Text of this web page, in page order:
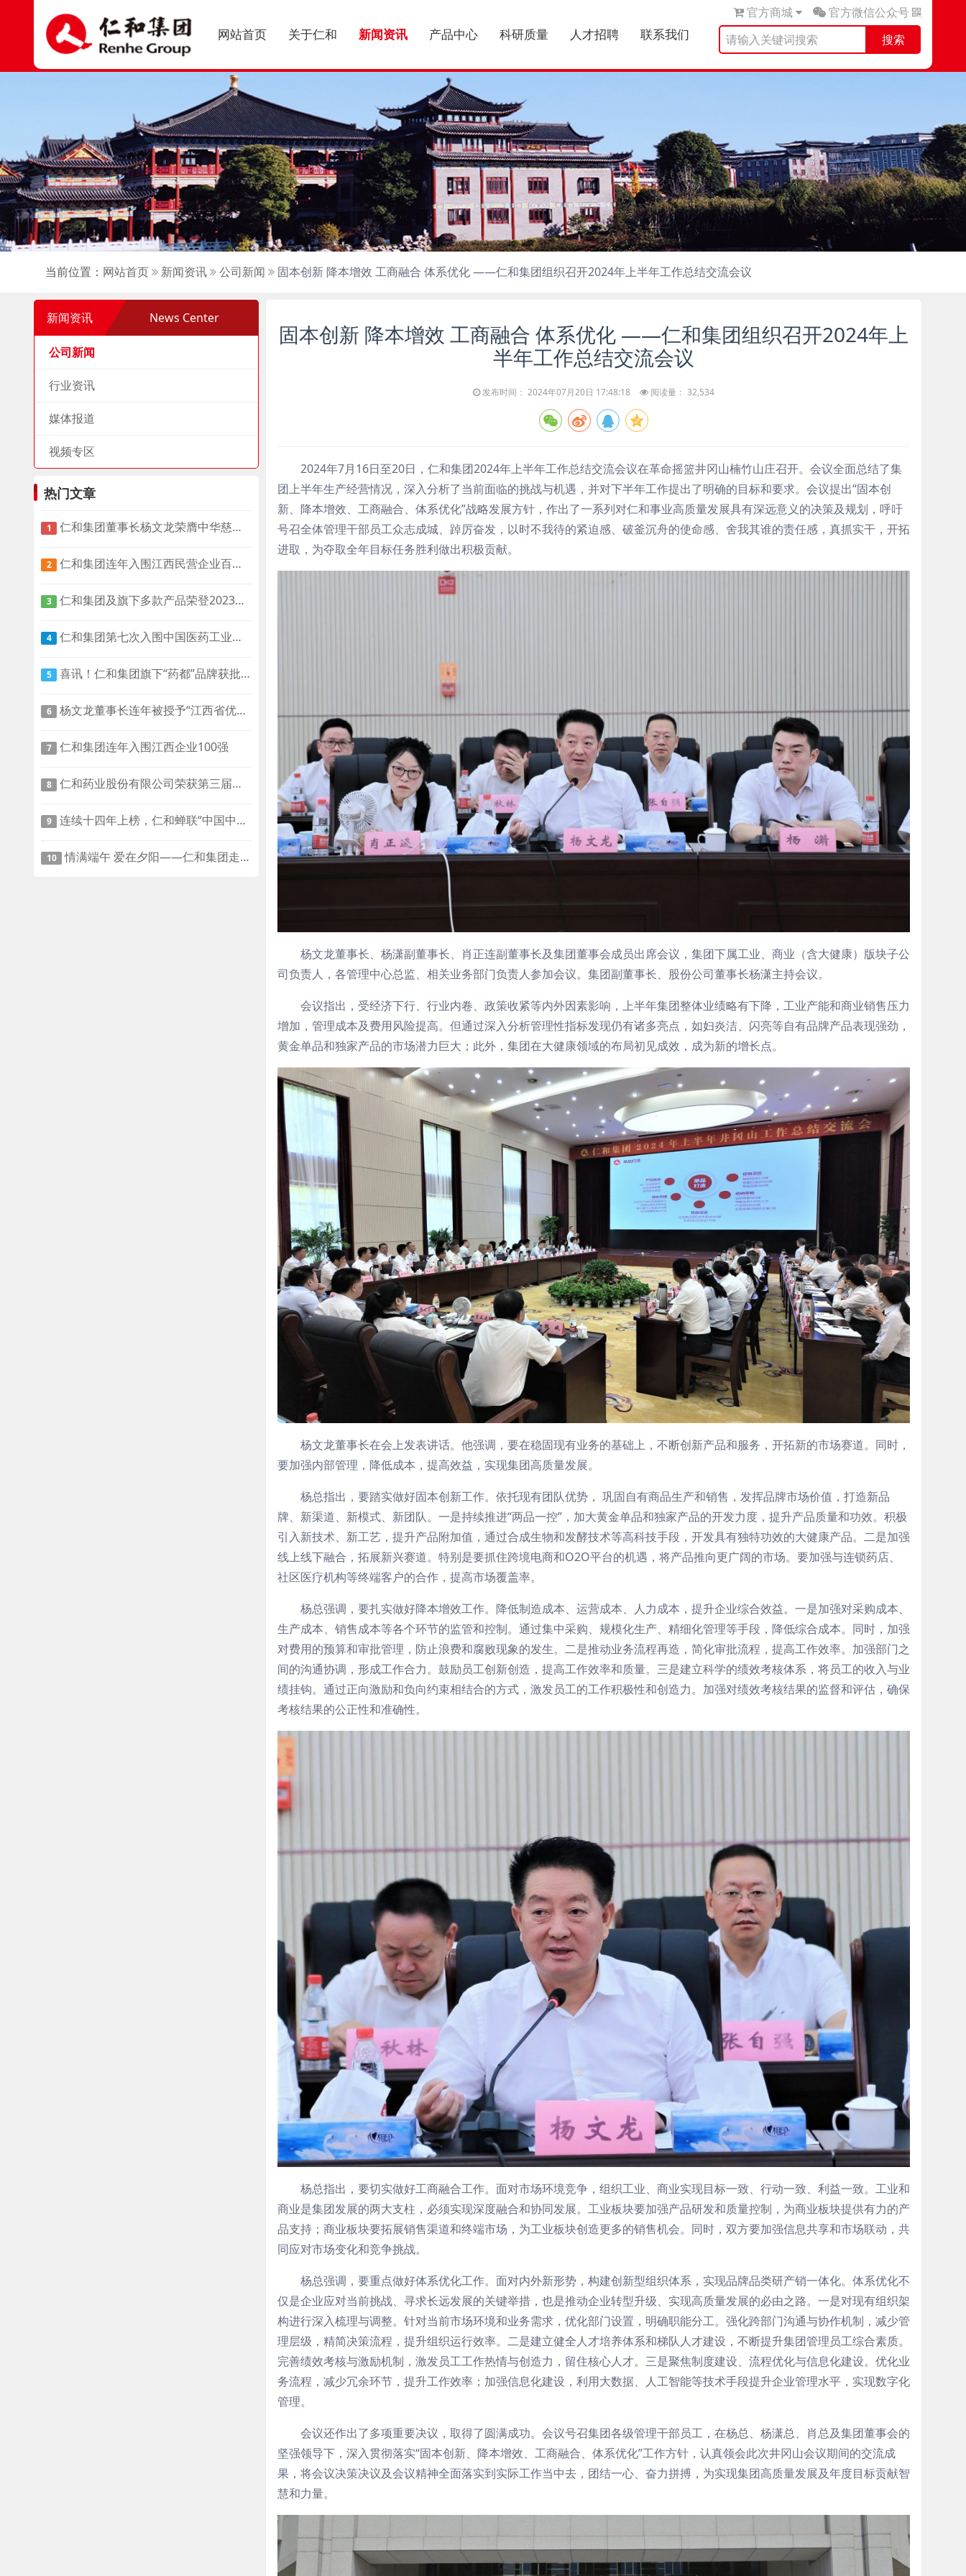
网站首页 关于仁和 新闻资讯 产品中心 科研质量 人才招聘 联系我们
官方微信公众号
官方商城
搜索
当前位置： 网站首页 新闻资讯 公司新闻 固本创新 降本增效 工商融合 体系优化 ——仁和集团组织召开2024年上半年工作总结交流会议
新闻资讯 News Center
公司新闻
行业资讯
媒体报道
视频专区
热门文章
1 仁和集团董事长杨文龙荣膺中华慈善奖
2 仁和集团连年入围江西民营企业百强榜单
3 仁和集团及旗下多款产品荣登2023中国OTC品牌榜
4 仁和集团第七次入围中国医药工业百强企业榜单
5 喜讯！仁和集团旗下“药都”品牌获批 “中华老字号”称号
6 杨文龙董事长连年被授予“江西省优秀企业家”荣誉
7 仁和集团连年入围江西企业100强
8 仁和药业股份有限公司荣获第三届赣鄱慈善奖最具爱心捐赠企业奖
9 连续十四年上榜，仁和蝉联“中国中药企业TOP100”！
10 情满端午 爱在夕阳——仁和集团走访樟树市社会福利院
固本创新 降本增效 工商融合 体系优化 ——仁和集团组织召开2024年上
半年工作总结交流会议
发布时间： 2024年07月20日 17:48:18 阅读量： 32,534
2024年7月16日至20日，仁和集团2024年上半年工作总结交流会议在革命摇篮井冈山楠竹山庄召开。会议全面总结了集
团上半年生产经营情况，深入分析了当前面临的挑战与机遇，并对下半年工作提出了明确的目标和要求。会议提出“固本创
新、降本增效、工商融合、体系优化”战略发展方针，作出了一系列对仁和事业高质量发展具有深远意义的决策及规划，呼吁
号召全体管理干部员工众志成城、踔厉奋发，以时不我待的紧迫感、破釜沉舟的使命感、舍我其谁的责任感，真抓实干，开拓
进取，为夺取全年目标任务胜利做出积极贡献。
杨文龙董事长、杨潇副董事长、肖正连副董事长及集团董事会成员出席会议，集团下属工业、商业（含大健康）版块子公
司负责人，各管理中心总监、相关业务部门负责人参加会议。集团副董事长、股份公司董事长杨潇主持会议。
会议指出，受经济下行、行业内卷、政策收紧等内外因素影响，上半年集团整体业绩略有下降，工业产能和商业销售压力
增加，管理成本及费用风险提高。但通过深入分析管理性指标发现仍有诸多亮点，如妇炎洁、闪亮等自有品牌产品表现强劲，
黄金单品和独家产品的市场潜力巨大；此外，集团在大健康领域的布局初见成效，成为新的增长点。
杨文龙董事长在会上发表讲话。他强调，要在稳固现有业务的基础上，不断创新产品和服务，开拓新的市场赛道。同时，
要加强内部管理，降低成本，提高效益，实现集团高质量发展。
杨总指出，要踏实做好固本创新工作。依托现有团队优势， 巩固自有商品生产和销售，发挥品牌市场价值，打造新品
牌、新渠道、新模式、新团队。一是持续推进“两品一控”，加大黄金单品和独家产品的开发力度，提升产品质量和功效。积极
引入新技术、新工艺，提升产品附加值，通过合成生物和发酵技术等高科技手段，开发具有独特功效的大健康产品。二是加强
线上线下融合，拓展新兴赛道。特别是要抓住跨境电商和O2O平台的机遇，将产品推向更广阔的市场。要加强与连锁药店、
社区医疗机构等终端客户的合作，提高市场覆盖率。
杨总强调，要扎实做好降本增效工作。降低制造成本、运营成本、人力成本，提升企业综合效益。一是加强对采购成本、
生产成本、销售成本等各个环节的监管和控制。通过集中采购、规模化生产、精细化管理等手段，降低综合成本。同时，加强
对费用的预算和审批管理，防止浪费和腐败现象的发生。二是推动业务流程再造，简化审批流程，提高工作效率。加强部门之
间的沟通协调，形成工作合力。鼓励员工创新创造，提高工作效率和质量。三是建立科学的绩效考核体系，将员工的收入与业
绩挂钩。通过正向激励和负向约束相结合的方式，激发员工的工作积极性和创造力。加强对绩效考核结果的监督和评估，确保
考核结果的公正性和准确性。
杨总指出，要切实做好工商融合工作。面对市场环境竞争，组织工业、商业实现目标一致、行动一致、利益一致。工业和
商业是集团发展的两大支柱，必须实现深度融合和协同发展。工业板块要加强产品研发和质量控制，为商业板块提供有力的产
品支持；商业板块要拓展销售渠道和终端市场，为工业板块创造更多的销售机会。同时，双方要加强信息共享和市场联动，共
同应对市场变化和竞争挑战。
杨总强调，要重点做好体系优化工作。面对内外新形势，构建创新型组织体系，实现品牌品类研产销一体化。体系优化不
仅是企业应对当前挑战、寻求长远发展的关键举措，也是推动企业转型升级、实现高质量发展的必由之路。一是对现有组织架
构进行深入梳理与调整。针对当前市场环境和业务需求，优化部门设置，明确职能分工。强化跨部门沟通与协作机制，减少管
理层级，精简决策流程，提升组织运行效率。二是建立健全人才培养体系和梯队人才建设，不断提升集团管理员工综合素质。
完善绩效考核与激励机制，激发员工工作热情与创造力，留住核心人才。三是聚焦制度建设、流程优化与信息化建设。优化业
务流程，减少冗余环节，提升工作效率；加强信息化建设，利用大数据、人工智能等技术手段提升企业管理水平，实现数字化
管理。
会议还作出了多项重要决议，取得了圆满成功。会议号召集团各级管理干部员工，在杨总、杨潇总、肖总及集团董事会的
坚强领导下，深入贯彻落实“固本创新、降本增效、工商融合、体系优化”工作方针，认真领会此次井冈山会议期间的交流成
果，将会议决策决议及会议精神全面落实到实际工作当中去，团结一心、奋力拼搏，为实现集团高质量发展及年度目标贡献智
慧和力量。